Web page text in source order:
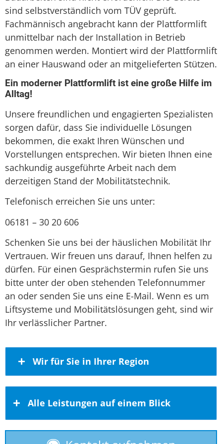
sind selbstverständlich vom TÜV geprüft.
Fachmännisch angebracht kann der Plattformlift
unmittelbar nach der Installation in Betrieb
genommen werden. Montiert wird der Plattformlift
an einer Hauswand oder an mitgelieferten Stützen.
Ein moderner Plattformlift ist eine große Hilfe im
Alltag!
Unsere freundlichen und engagierten Spezialisten
sorgen dafür, dass Sie individuelle Lösungen
bekommen, die exakt Ihren Wünschen und
Vorstellungen entsprechen. Wir bieten Ihnen eine
sachkundig ausgeführte Arbeit nach dem
derzeitigen Stand der Mobilitätstechnik.
Telefonisch erreichen Sie uns unter:
06181 – 30 20 606
Schenken Sie uns bei der häuslichen Mobilität Ihr
Vertrauen. Wir freuen uns darauf, Ihnen helfen zu
dürfen. Für einen Gesprächstermin rufen Sie uns
bitte unter der oben stehenden Telefonnummer
an oder senden Sie uns eine E-Mail. Wenn es um
Liftsysteme und Mobilitätslösungen geht, sind wir
Ihr verlässlicher Partner.
Wir für Sie in Ihrer Region
Aachen
Aalen Schwäbisch Gmünd Ellwangen
Achim Langwedel Verden Aller
Alle Leistungen auf einem Blick